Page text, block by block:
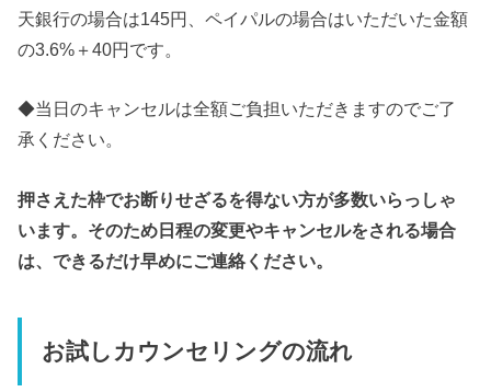
天銀行の場合は145円、ペイパルの場合はいただいた金額
の3.6%＋40円です。
◆当日のキャンセルは全額ご負担いただきますのでご了
承ください。
押さえた枠でお断りせざるを得ない方が多数いらっしゃ
います。そのため日程の変更やキャンセルをされる場合
は、できるだけ早めにご連絡ください。
お試しカウンセリングの流れ